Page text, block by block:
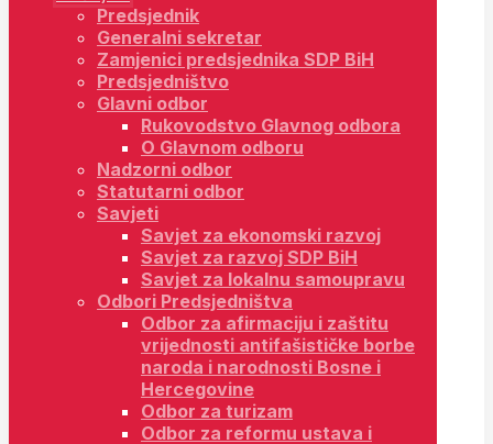
Predsjednik
Generalni sekretar
Zamjenici predsjednika SDP BiH
Predsjedništvo
Glavni odbor
Rukovodstvo Glavnog odbora
O Glavnom odboru
Nadzorni odbor
Statutarni odbor
Savjeti
Savjet za ekonomski razvoj
Savjet za razvoj SDP BiH
Savjet za lokalnu samoupravu
Odbori Predsjedništva
Odbor za afirmaciju i zaštitu
vrijednosti antifašističke borbe
naroda i narodnosti Bosne i
Hercegovine
Odbor za turizam
Odbor za reformu ustava i